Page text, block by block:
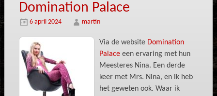
Domination Palace
6 april 2024 martin
Via de website Domination
Palaceeen ervaring met hun
Meesteres Nina. Een derde
keer met Mrs. Nina, en ik heb
het geweten ook. Waar ik